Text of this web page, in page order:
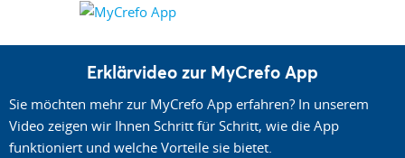
Erklärvideo zur MyCrefo App
Sie möchten mehr zur MyCrefo App erfahren? In unserem
Video zeigen wir Ihnen Schritt für Schritt, wie die App
funktioniert und welche Vorteile sie bietet.